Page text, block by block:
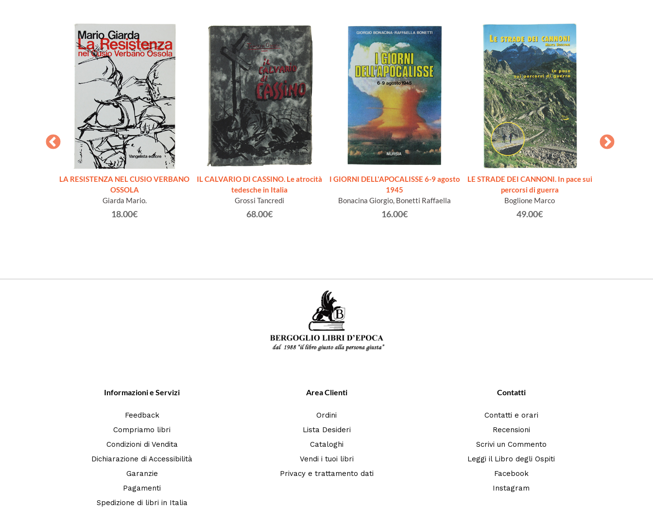
LA RESISTENZA NEL CUSIO VERBANO
OSSOLA
Giarda Mario.
18.00€
IL CALVARIO DI CASSINO. Le atrocità
tedesche in Italia
Grossi Tancredi
68.00€
I GIORNI DELL'APOCALISSE 6-9 agosto
1945
Bonacina Giorgio, Bonetti Raffaella
16.00€
LE STRADE DEI CANNONI. In pace sui
percorsi di guerra
Boglione Marco
49.00€
Informazioni e Servizi
Feedback
Compriamo libri
Condizioni di Vendita
Dichiarazione di Accessibilità
Garanzie
Pagamenti
Spedizione di libri in Italia
Area Clienti
Ordini
Lista Desideri
Cataloghi
Vendi i tuoi libri
Privacy e trattamento dati
Contatti
Contatti e orari
Recensioni
Scrivi un Commento
Leggi il Libro degli Ospiti
Facebook
Instagram